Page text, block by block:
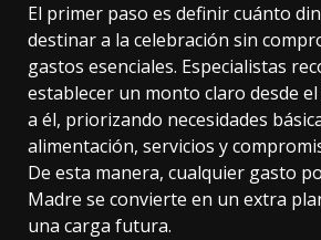
El primer paso es definir cuánto
destinar a la celebración sin
gastos esenciales. Especialistas
establecer un monto claro desde
a él, priorizando necesidades
alimentación, servicios y
De esta manera, cualquier gasto
Madre se convierte en un extra
una carga futura.